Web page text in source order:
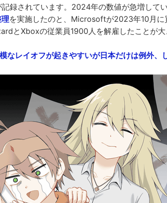
録されています。2024年の数値が急増して
を実施したのと、Microsoftが2023年10月に
とXboxの従業員1900人を解雇したことが大
なレイオフが起きやすいが日本だけは例外、